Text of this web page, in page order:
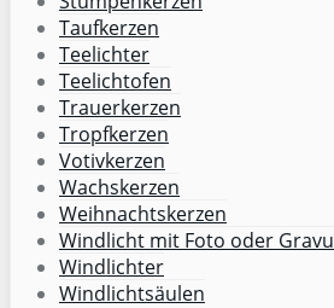
Taufkerzen
Teelichter
Teelichtofen
Trauerkerzen
Tropfkerzen
Votivkerzen
Wachskerzen
Weihnachtskerzen
Windlicht mit Foto oder
Windlichter
Windlichtsäulen